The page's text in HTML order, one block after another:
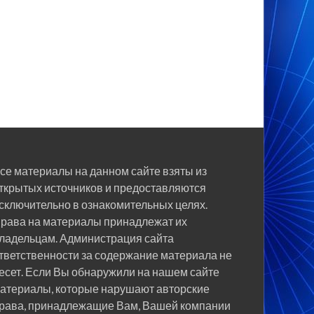
материалы на данном сайте взяты из
источников и предоставляются
в ознакомительных целях.
на материалы принадлежат их
Администрация сайта
за содержание материала не
Если Вы обнаружили на нашем сайте
которые нарушают авторские
принадлежащие Вам, Вашей компании